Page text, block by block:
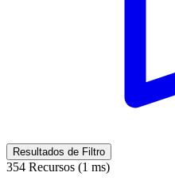
Resultados de Filtro
354 Recursos (1 ms)